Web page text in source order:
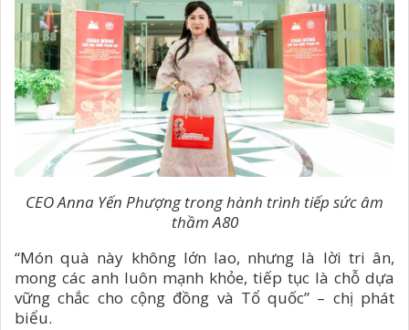
CEO Anna Yến Phượng trong hành trình tiếp sức âm
thầm A80
“Món quà này không lớn lao, nhưng là lời tri ân,
mong các anh luôn mạnh khỏe, tiếp tục là chỗ dựa
vững chắc cho cộng đồng và Tổ quốc” – chị phát
biểu.